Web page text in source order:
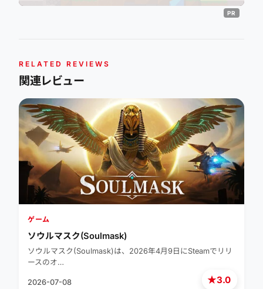
RELATED REVIEWS
関連レビュー
★3.0
ゲーム
ソウルマスク(Soulmask)
ソウルマスク(Soulmask)は、2026年4月9日にSteamでリリ
ースのオ…
2026-07-08